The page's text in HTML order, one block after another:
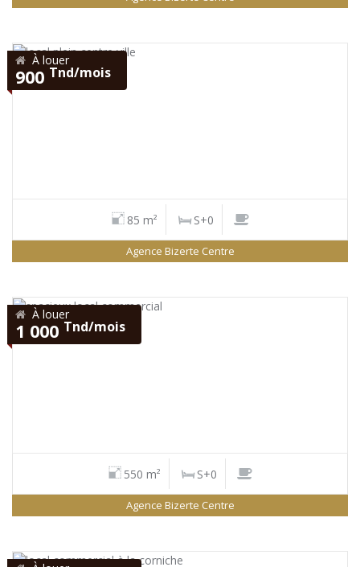
À louer
900 Tnd/mois
85 m² S+0
Agence Bizerte Centre
À louer
1 000 Tnd/mois
550 m² S+0
Agence Bizerte Centre